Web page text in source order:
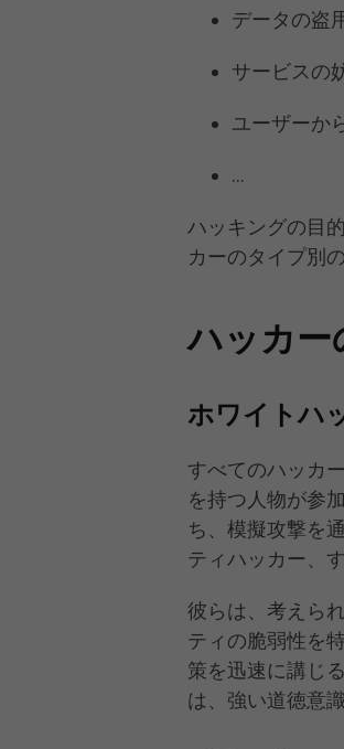
データの盗
サービスの
ユーザーか
…
ハッキングの目
カーのタイプ別
ハッカー
ホワイトハ
すべてのハッカ
を持つ人物が参
ち、模擬攻撃を
ティハッカー、
彼らは、考えら
ティの脆弱性を
策を迅速に講じ
は、強い道徳意